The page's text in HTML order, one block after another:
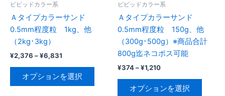
ビビッドカラー系
Ａタイプカラーサンド
0.5mm程度粒 1kg、他
（2kg･3kg）
¥2,376 –¥6,831
帯:
¥2,376
オプションを選択
こ
ビビッドカラー系
Ａタイプカラーサンド
0.5mm程度粒 150g、他
（300g･500g）※商品合計
800g迄ネコポス可能
¥374–¥1,210価
¥374
オプションを選択
こ